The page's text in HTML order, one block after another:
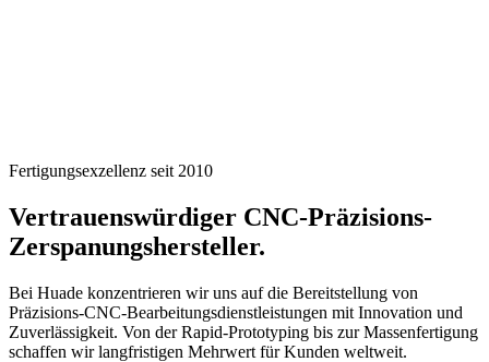
Fertigungsexzellenz seit 2010
Vertrauenswürdiger CNC-Präzisions-
Zerspanungshersteller.
Bei Huade konzentrieren wir uns auf die Bereitstellung von
Präzisions-CNC-Bearbeitungsdienstleistungen mit Innovation und
Zuverlässigkeit. Von der Rapid-Prototyping bis zur Massenfertigung
schaffen wir langfristigen Mehrwert für Kunden weltweit.